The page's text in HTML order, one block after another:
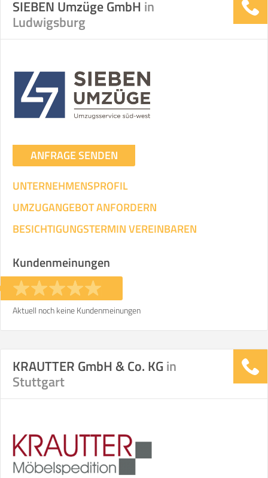
SIEBEN Umzüge GmbH in
Ludwigsburg
ANFRAGE SENDEN
UNTERNEHMENSPROFIL
UMZUGANGEBOT ANFORDERN
BESICHTIGUNGSTERMIN VEREINBAREN
Kundenmeinungen
Aktuell noch keine Kundenmeinungen
KRAUTTER GmbH & Co. KGin
Stuttgart